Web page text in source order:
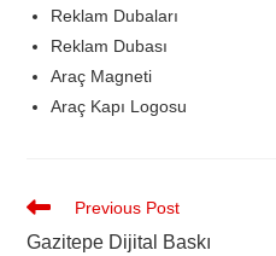
Reklam Dubaları
Reklam Dubası
Araç Magneti
Araç Kapı Logosu
Previous Post
Gazitepe Dijital Baskı